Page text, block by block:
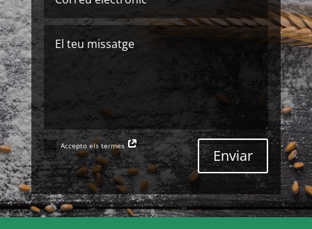
Accepto els termes
Enviar